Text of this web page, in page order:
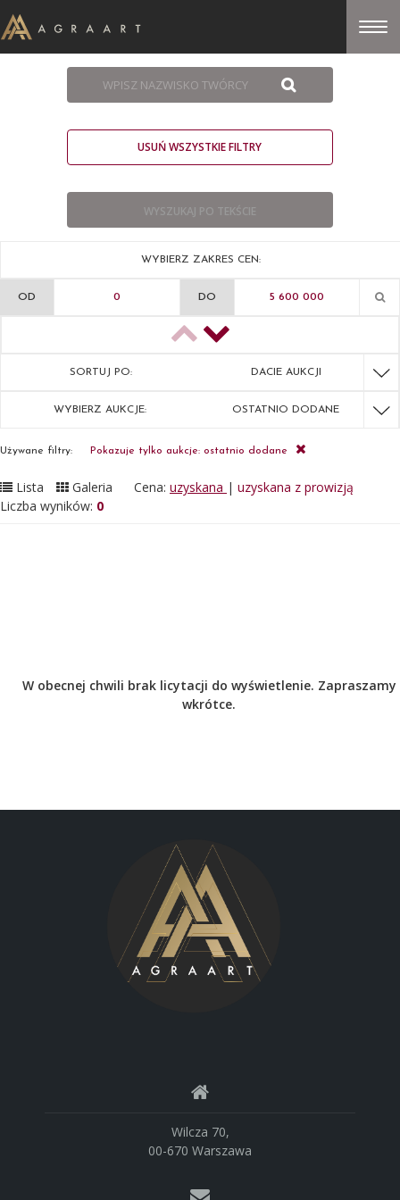
USUŃ WSZYSTKIE FILTRY
WYBIERZ ZAKRES CEN:
OD DO
SORTUJ PO: DACIE AUKCJI
WYBIERZ AUKCJE: OSTATNIO DODANE
Używane filtry: Pokazuje tylko aukcje: ostatnio dodane
Lista Galeria Cena: uzyskana | uzyskana z prowizją
Liczba wyników: 0
W obecnej chwili brak licytacji do wyświetlenie. Zapraszamy
wkrótce.
Wilcza 70,
00-670 Warszawa